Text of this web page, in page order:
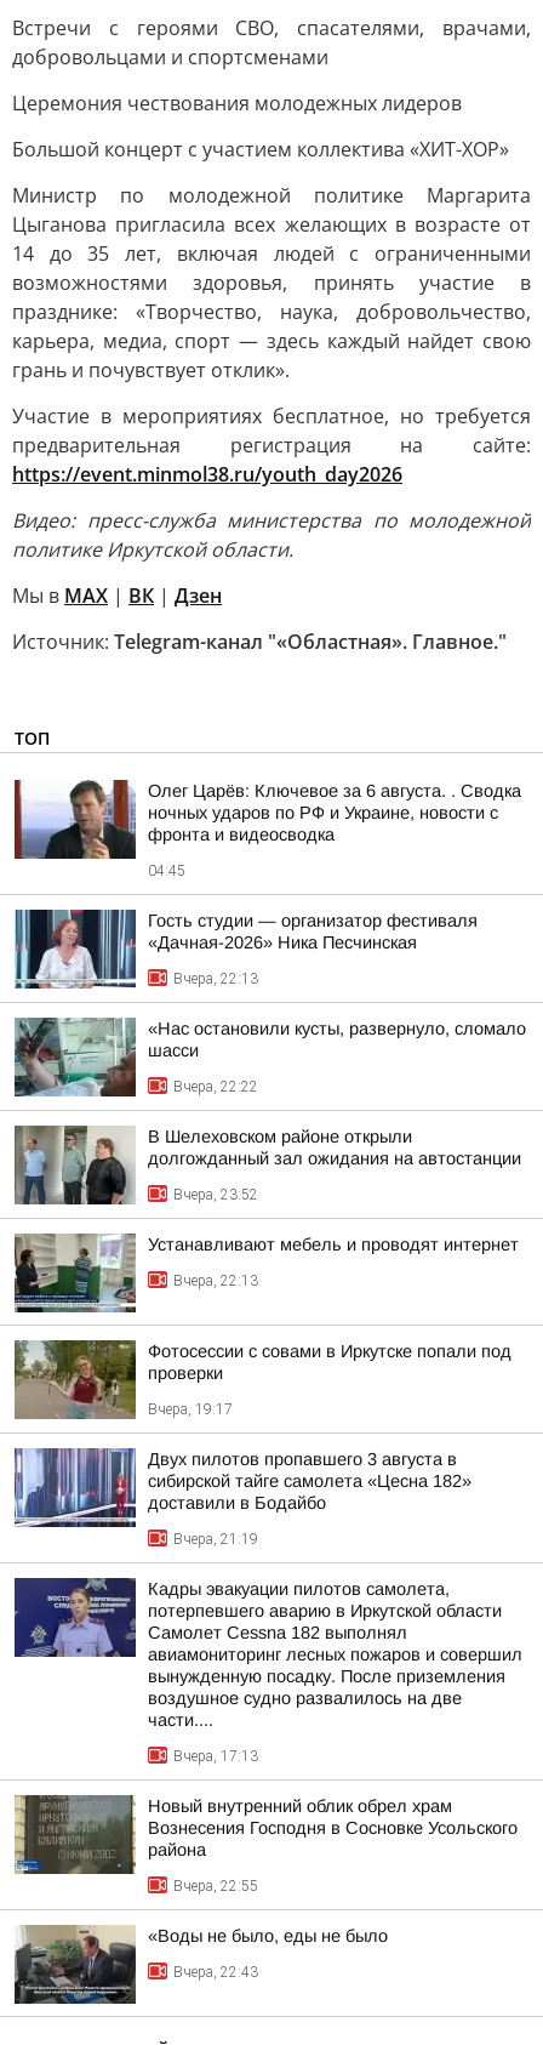
Встречи с героями СВО, спасателями, врачами,
добровольцами и спортсменами
Церемония чествования молодежных лидеров
Большой концерт с участием коллектива «ХИТ-ХОР»
Министр по молодежной политике Маргарита
Цыганова пригласила всех желающих в возрасте от
14 до 35 лет, включая людей с ограниченными
возможностями здоровья, принять участие в
празднике: «Творчество, наука, добровольчество,
карьера, медиа, спорт — здесь каждый найдет свою
грань и почувствует отклик».
Участие в мероприятиях бесплатное, но требуется
предварительная регистрация на сайте:
https://event.minmol38.ru/youth_day2026
Видео: пресс-служба министерства по молодежной
политике Иркутской области.
Мы в MAX | ВК | Дзен
Источник: Telegram-канал "«Областная». Главное."
ТОП
Олег Царёв: Ключевое за 6 августа. . Сводка
ночных ударов по РФ и Украине, новости с
фронта и видеосводка
04:45
Гость студии — организатор фестиваля
«Дачная-2026» Ника Песчинская
Вчера, 22:13
«Нас остановили кусты, развернуло, сломало
шасси
Вчера, 22:22
В Шелеховском районе открыли
долгожданный зал ожидания на автостанции
Вчера, 23:52
Устанавливают мебель и проводят интернет
Вчера, 22:13
Фотосессии с совами в Иркутске попали под
проверки
Вчера, 19:17
Двух пилотов пропавшего 3 августа в
сибирской тайге самолета «Цесна 182»
доставили в Бодайбо
Вчера, 21:19
Кадры эвакуации пилотов самолета,
потерпевшего аварию в Иркутской области
Самолет Cessna 182 выполнял
авиамониторинг лесных пожаров и совершил
вынужденную посадку. После приземления
воздушное судно развалилось на две
части....
Вчера, 17:13
Новый внутренний облик обрел храм
Вознесения Господня в Сосновке Усольского
района
Вчера, 22:55
«Воды не было, еды не было
Вчера, 22:43